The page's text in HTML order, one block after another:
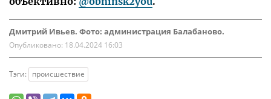
Дмитрий Ивьев. Фото: администрация Балабаново.
Опубликовано: 18.04.2024 16:03
Тэги: происшествие